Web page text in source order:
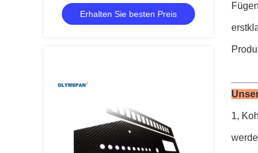
Erhalten Sie besten Preis
1,